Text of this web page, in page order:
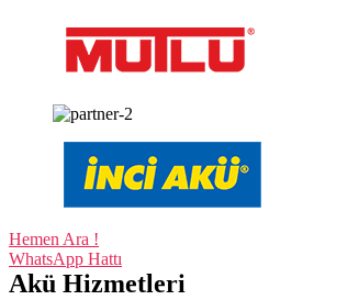
Hemen Ara !
WhatsApp Hattı
Akü Hizmetleri